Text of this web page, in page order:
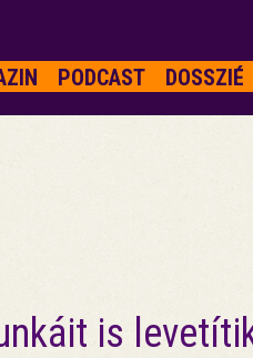
PODCAST DOSSZIÉ
is